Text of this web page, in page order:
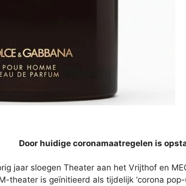
Door huidige coronamaatregelen is
jaar sloegen Theater aan het Vrijthof en
theater is geïnitieerd als tijdelijk ‘corona